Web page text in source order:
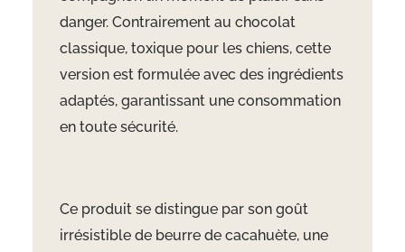
danger. Contrairement au chocolat
classique, toxique pour les chiens, cette
version est formulée avec des ingrédients
adaptés, garantissant une consommation
en toute sécurité.
Ce produit se distingue par son goût
irrésistible de beurre de cacahuète, une